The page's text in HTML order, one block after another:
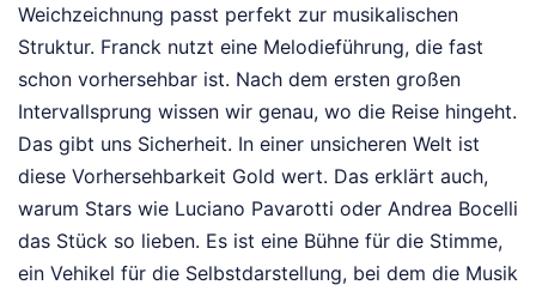
Weichzeichnung passt perfekt zur musikalischen
Struktur. Franck nutzt eine Melodieführung, die fast
schon vorhersehbar ist. Nach dem ersten großen
Intervallsprung wissen wir genau, wo die Reise hingeht.
Das gibt uns Sicherheit. In einer unsicheren Welt ist
diese Vorhersehbarkeit Gold wert. Das erklärt auch,
warum Stars wie Luciano Pavarotti oder Andrea Bocelli
das Stück so lieben. Es ist eine Bühne für die Stimme,
ein Vehikel für die Selbstdarstellung, bei dem die Musik